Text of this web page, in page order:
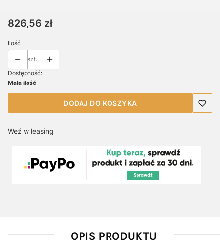
Cena
826,56 zł
Ilość
szt.
Dostępność:
Mała ilość
DODAJ DO KOSZYKA
Weź w leasing
OPIS PRODUKTU